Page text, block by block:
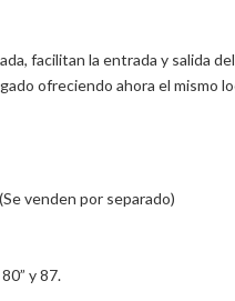
facilitan la entrada y salida
ofreciendo ahora el mismo
venden por separado)
y 87.